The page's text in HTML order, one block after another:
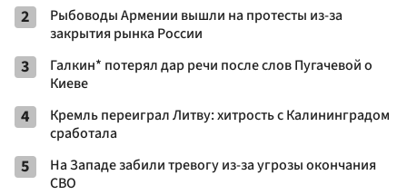
2
Рыбоводы Армении вышли на протесты из-за
закрытия рынка России
3
Галкин* потерял дар речи после слов Пугачевой о
Киеве
4
Кремль переиграл Литву: хитрость с Калининградом
сработала
5
На Западе забили тревогу из-за угрозы окончания
СВО